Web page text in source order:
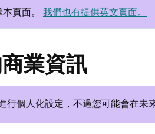
頁面。 我們也有提供英文頁面。
業資訊
行個人化設定，不過您可能會在未